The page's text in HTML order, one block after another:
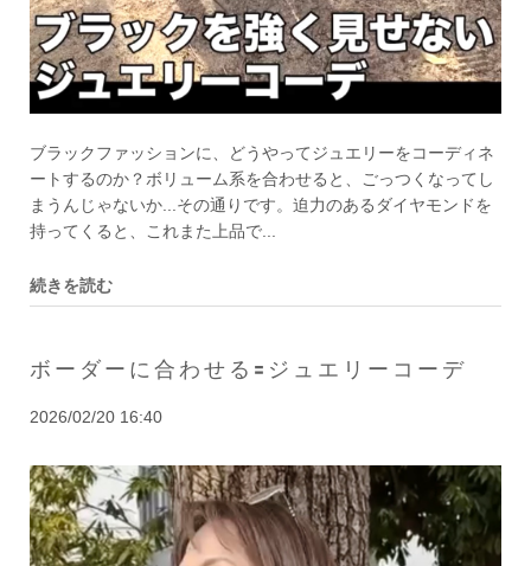
ブラックファッションに、どうやってジュエリーをコーディネ
ートするのか？ボリューム系を合わせると、ごっつくなってし
まうんじゃないか...その通りです。迫力のあるダイヤモンドを
持ってくると、これまた上品で...
続きを読む
ボーダーに合わせる🟰ジュエリーコーデ
2026/02/20 16:40